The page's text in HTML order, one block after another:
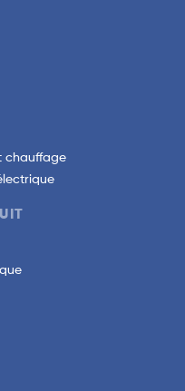
chauffage